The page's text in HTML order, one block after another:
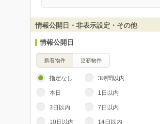
情報公開日・非表示設定・その他
情報公開日
新着物件 更新物件
指定なし 3時間以内
本日 1日以内
3日以内 7日以内
10日以内 14日以内